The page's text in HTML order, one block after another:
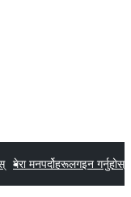
मेरा मनपर्दोहरूलगइन गर्नुहोस्